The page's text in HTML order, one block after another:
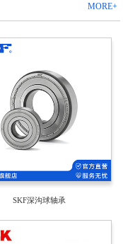
MORE+
SKF深沟球轴承